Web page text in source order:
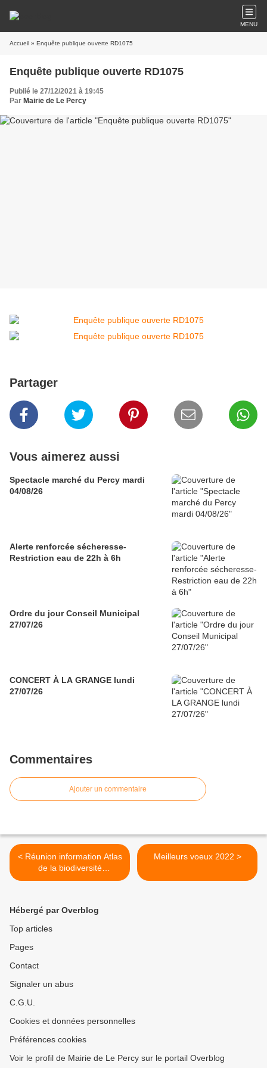
MENU
Accueil » Enquête publique ouverte RD1075
Enquête publique ouverte RD1075
Publié le 27/12/2021 à 19:45
Par Mairie de Le Percy
Partager
Vous aimerez aussi
Spectacle marché du Percy mardi
04/08/26
Alerte renforcée sécheresse-
Restriction eau de 22h à 6h
Ordre du jour Conseil Municipal
27/07/26
CONCERT À LA GRANGE lundi
27/07/26
Commentaires
Ajouter un commentaire
< Réunion information Atlas
de la biodiversité
communale
Meilleurs voeux 2022 >
Hébergé par Overblog
Top articles
Pages
Contact
Signaler un abus
C.G.U.
Cookies et données personnelles
Préférences cookies
Voir le profil de Mairie de Le Percy sur le portail Overblog